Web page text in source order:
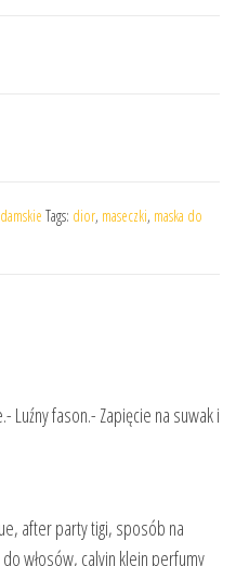
Tags: dior, maseczki, maska do
fason.- Zapięcie na suwak i
after party tigi, sposób na
do włosów, calvin klein perfumy